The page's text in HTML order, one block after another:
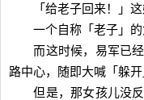
「给老子回来！」这
一个自称「老子」的
而这时候，易军已经
路中心，随即大喊「躲开
但是，那女孩儿没反